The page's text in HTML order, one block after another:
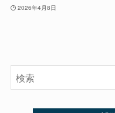
2026年4月8日